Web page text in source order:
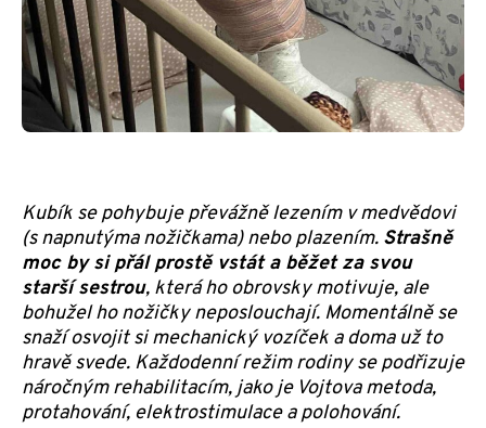
Kubík se pohybuje převážně lezením v medvědovi
(s napnutýma nožičkama) nebo plazením. Strašně
moc by si přál prostě vstát a běžet za svou
starší sestrou, která ho obrovsky motivuje, ale
bohužel ho nožičky neposlouchají. Momentálně se
snaží osvojit si mechanický vozíček a doma už to
hravě svede. Každodenní režim rodiny se podřizuje
náročným rehabilitacím, jako je Vojtova metoda,
protahování, elektrostimulace a polohování.